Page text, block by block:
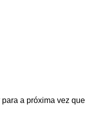
a próxima vez que